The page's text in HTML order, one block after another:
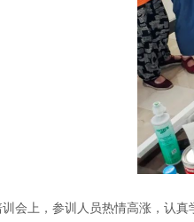
训会上，参训人员热情高涨，认